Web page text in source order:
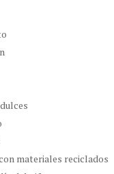
materiales reciclados